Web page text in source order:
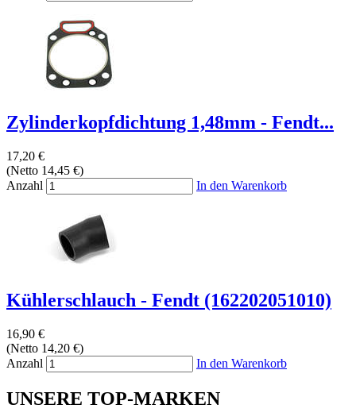
Zylinderkopfdichtung 1,48mm - Fendt...
17,20 €
(Netto 14,45 €)
Anzahl
In den Warenkorb
Kühlerschlauch - Fendt (162202051010)
16,90 €
(Netto 14,20 €)
Anzahl
In den Warenkorb
UNSERE TOP-MARKEN